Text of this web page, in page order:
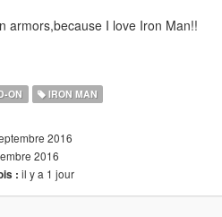
armors,because I love Iron Man!!
ON IRON MAN
2016
2016
: il y a 1 jour